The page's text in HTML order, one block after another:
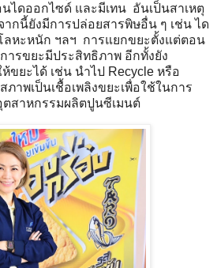
ไดออกไซด์ และมีเทน อันเป็นสาเหตุ
กนี้ยังมีการปล่อยสารพิษอื่น ๆ เช่น ได
ลหะหนัก ฯลฯ การแยกขยะตั้งแต่ตอน
ารขยะมีประสิทธิภาพ อีกทั้งยัง
ขยะได้ เช่น นำไป Recycle หรือ
ภาพเป็นเชื้อเพลิงขยะเพื่อใช้ในการ
สาหกรรมผลิตปูนซีเมนต์